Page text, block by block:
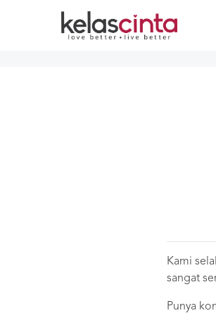
Kami
sangat
Punya